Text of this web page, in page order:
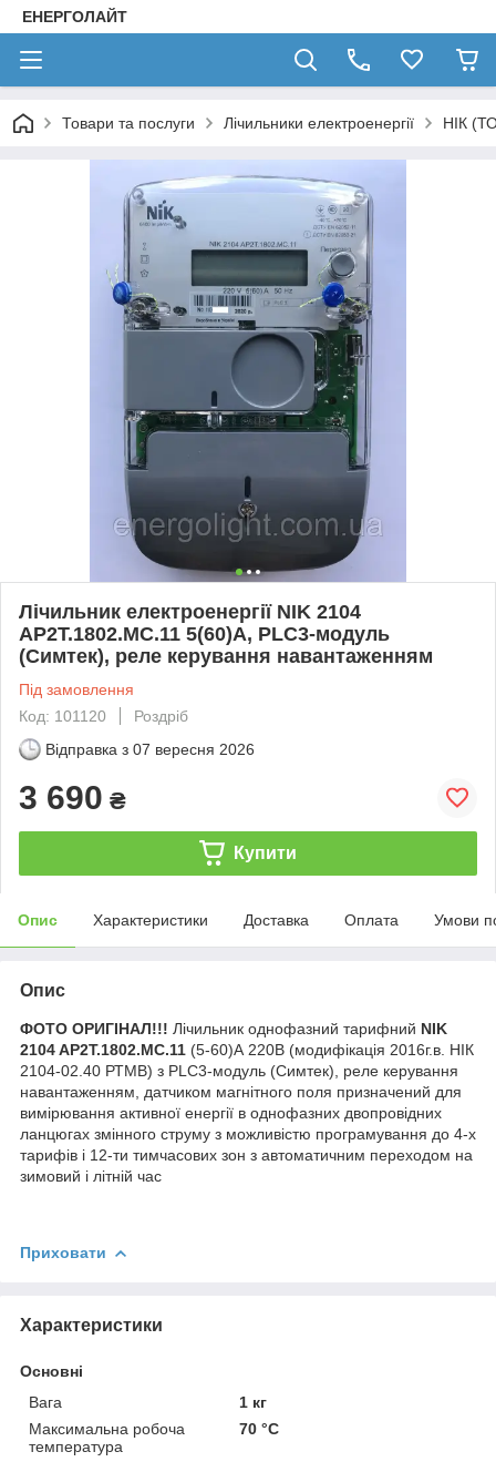
ЕНЕРГОЛАЙТ
Товари та послуги Лічильники електроенергії НІК
Лічильник електроенергії NIK 2104
AP2T.1802.МС.11 5(60)А, PLC3-модуль
(Симтек), реле керування навантаженням
Під замовлення
Код: 101120
Роздріб
Відправка з 07 вересня 2026
3 690 ₴
Купити
Опис Характеристики Доставка Оплата Умови
Опис
ФОТО ОРИГІНАЛ!!! Лічильник однофазний тарифний NIK
2104 AP2T.1802.МС.11 (5-60)А 220В (модифікація 2016г.в. НІК
2104-02.40 РТМВ) з PLC3-модуль (Симтек), реле керування
навантаженням, датчиком магнітного поля призначений для
вимірювання активної енергії в однофазних двопровідних
ланцюгах змінного струму з можливістю програмування до 4-х
тарифів і 12-ти тимчасових зон з автоматичним переходом на
зимовий і літній час
Приховати
Характеристики
Основні
Вага
1 кг
Максимальна робоча
температура
70 °С